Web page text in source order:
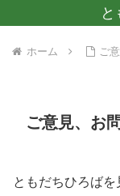
ホーム ご
ご意見、お
ともだちひろばを